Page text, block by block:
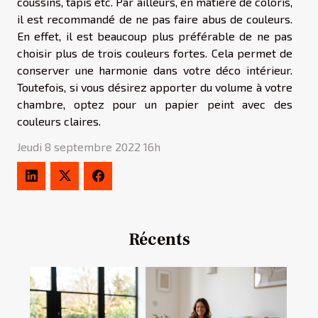
il est recommandé de ne pas faire abus de couleurs.
En effet, il est beaucoup plus préférable de ne pas
choisir plus de trois couleurs fortes. Cela permet de
conserver une harmonie dans votre déco intérieur.
Toutefois, si vous désirez apporter du volume à votre
chambre, optez pour un papier peint avec des
couleurs claires.
Jeudi 8 septembre 2022 16h
Récents